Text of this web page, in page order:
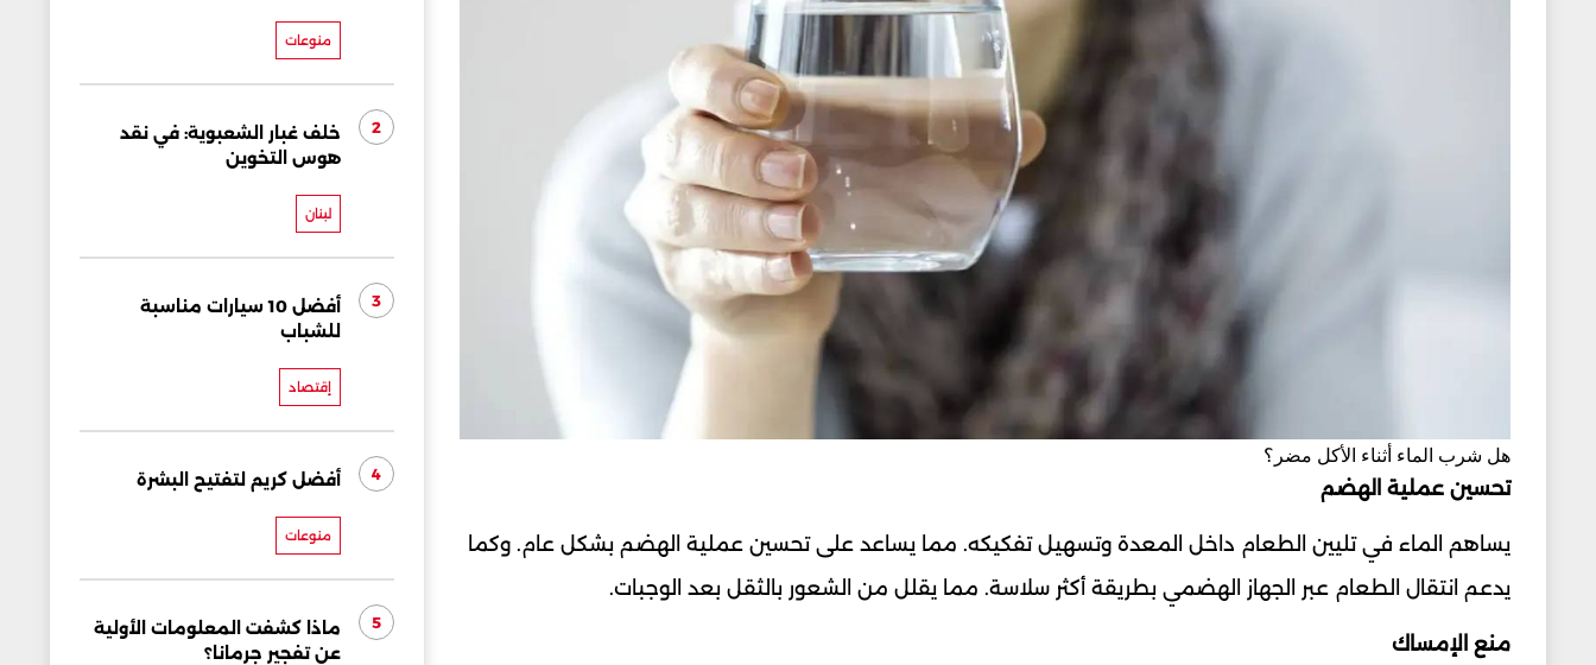
هل شرب الماء أثناء الأكل مضر؟
تحسين عملية الهضم
يساهم الماء في تليين الطعام داخل المعدة وتسهيل تفكيكه. مما يساعد على تحسين عملية الهضم بشكل عام. وكما
يدعم انتقال الطعام عبر الجهاز الهضمي بطريقة أكثر سلاسة. مما يقلل من الشعور بالثقل بعد الوجبات.
منع الإمساك
منوعات
2
خلف غبار الشعبوية: في نقد
هوس التخوين
لبنان
3
أفضل 10 سيارات مناسبة
للشباب
إقتصاد
4 أفضل كريم لتفتيح البشرة
منوعات
5
ماذا كشفت المعلومات الأولية
عن تفجير جرمانا؟